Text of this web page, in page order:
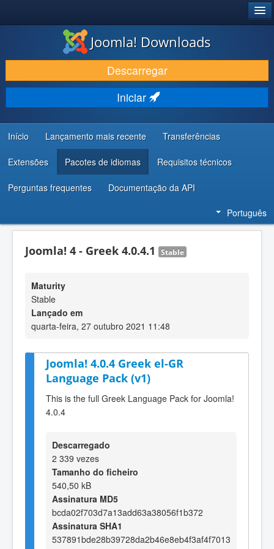
DESCARREGAR E EVOLUIR
DESCOBRIR E APRENDER
COMUNIDADE E SUPORTE
RECURSOS PARA PROGRAMADORES
Joomla! Downloads
Descarregar
Iniciar
Início Lançamento mais recente Transferências
Extensões Pacotes de idiomas Requisitos técnicos
Perguntas frequentes Documentação da API
Português
Joomla! 4 - Greek 4.0.4.1 Stable
Maturity
Stable
Lançado em
quarta-feira, 27 outubro 2021 11:48
Joomla! 4.0.4 Greek el-GR
Language Pack (v1)
This is the full Greek Language Pack for Joomla!
4.0.4
Descarregado
2 339 vezes
Tamanho do ficheiro
540,50 kB
Assinatura MD5
bcda02f703d7a13add63a38056f1b372
Assinatura SHA1
537891bde28b39728da2b46e8eb4f3af4f7013